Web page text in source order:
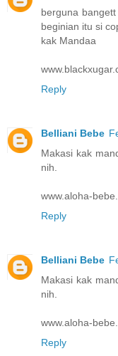
berguna
beginian itu si
kak Mandaa
Reply
Belliani Bebe
Makasi kak
nih.
www.aloha-
Reply
Belliani Bebe
Makasi kak
nih.
www.aloha-
Reply